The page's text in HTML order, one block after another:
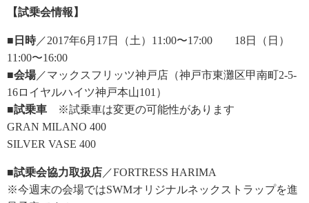
【試乗会情報】
■日時／2017年6月17日（土）11:00〜17:00 18日（日）
11:00〜16:00
■会場／マックスフリッツ神戸店（神戸市東灘区甲南町2-5-
16ロイヤルハイツ神戸本山101）
■試乗車
※試乗車は変更の可能性があります
GRAN MILANO 400
SILVER VASE 400
■試乗会協力取扱店 ／FORTRESS HARIMA
※今週末の会場ではSWMオリジナルネックストラップを進